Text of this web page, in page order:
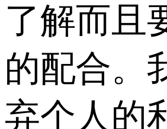
了解而且
的配合。
弃个人的